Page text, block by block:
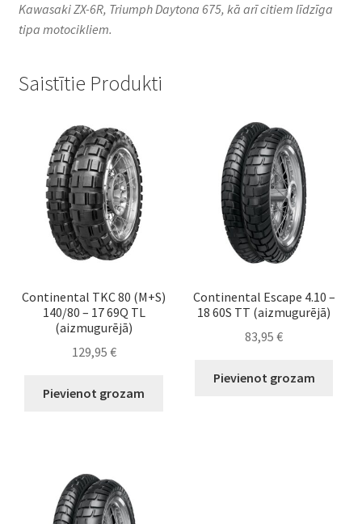
Kawasaki ZX-6R, Triumph Daytona 675, kā arī citiem līdzīga
tipa motocikliem.
Saistītie Produkti
Continental TKC 80 (M+S)
140/80 – 17 69Q TL
(aizmugurējā)
129,95 €
Pievienot grozam
Continental Escape 4.10 –
18 60S TT (aizmugurējā)
83,95€
Pievienot grozam